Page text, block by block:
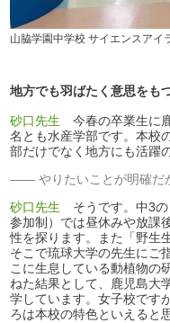
山脇学園中学校 サイエンスアイ
地方でも羽ばたく意思をも
砂口先生 今春の卒業生に
名とも水産学部です。本校
部だけでなく地方にも活躍
やりたいことが明確だ
砂口先生 そうです。中3の
参加制）では昼休みや放課
性を探ります。また「野生
そこで琉球大学の先生にご
こに生息している動植物の
ねた結果として、鹿児島大
学しています。女子校です
ろは本校の特色といえると